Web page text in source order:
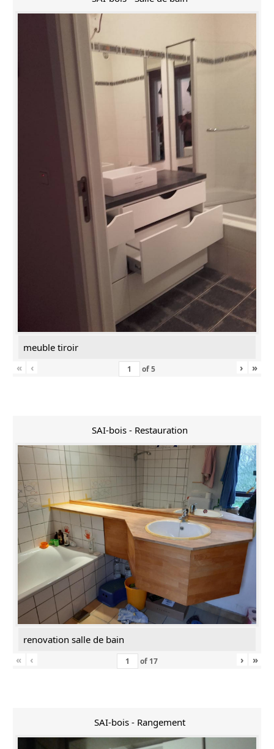
meuble tiroir
«
‹ of5 › »
SAI-bois - Restauration
renovation salle de bain
«
‹ of 17 › »
SAI-bois - Rangement